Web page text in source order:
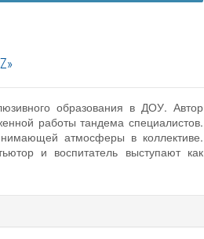
образования в ДОУ. Автор
работы тандема специалистов.
атмосферы в коллективе.
и воспитатель выступают как